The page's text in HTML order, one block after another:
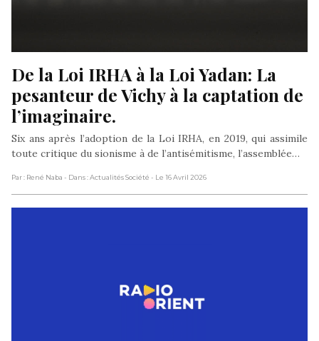
De la Loi IRHA à la Loi Yadan: La
pesanteur de Vichy à la captation de
l’imaginaire.
Six ans après l’adoption de la Loi IRHA, en 2019, qui assimile
toute critique du sionisme à de l’antisémitisme, l’assemblée…
Par : René Naba - Dans : Actualités Société - Le 16 Avril 2026